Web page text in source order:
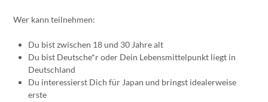
Wer kann teilnehmen:
Du bist zwischen 18 und 30 Jahre alt
Du bist Deutsche*r oder Dein Lebensmittelpunkt liegt in
Deutschland
Du interessierst Dich für Japan und bringst idealerweise
erste